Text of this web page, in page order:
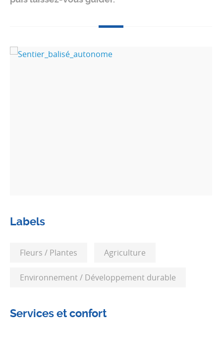
Labels
Fleurs / Plantes Agriculture
Environnement / Développement durable
Services et confort